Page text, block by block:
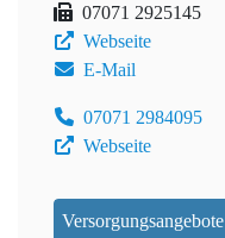
07071 2925145
Webseite
E-Mail
07071 2984095
Webseite
Versorgungsangebote